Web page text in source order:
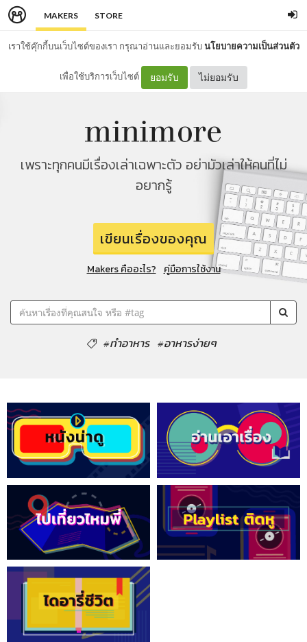
MAKERS STORE
เราใช้คุ๊กกี้บนเว็บไซต์ของเรา กรุณาอ่านและยอมรับนโยบายความเป็นส่วนตัว
เพื่อใช้บริการเว็บไซต์ ยอมรับ ไม่ยอมรับ
เพราะทุกคนมีเรื่องเล่าเฉพาะตัว อย่ามัวเล่าให้คนที่ไม่
อยากรู้
เขียนเรื่องของคุณ
Makers คืออะไร? คู่มือการใช้งาน
#ทำอาหาร #อาหารง่ายๆ